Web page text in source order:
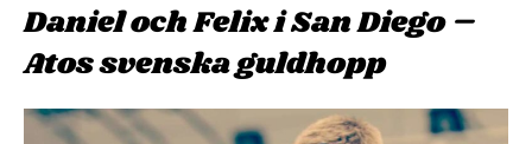
Daniel och Felix i San Diego –
Atos svenska guldhopp